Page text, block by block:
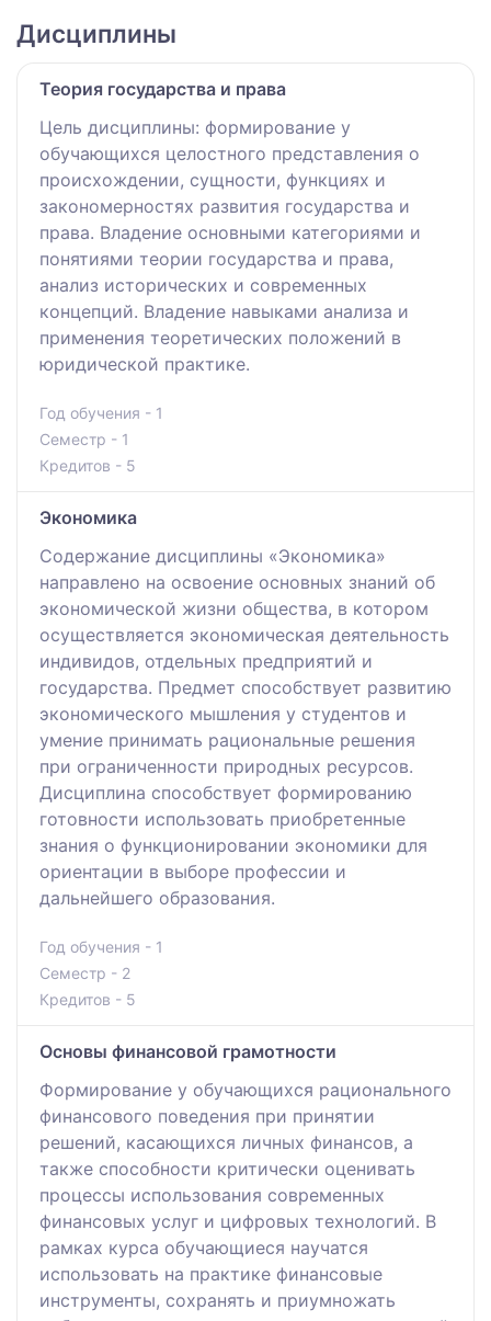
Дисциплины
Теория государства и права
Цель дисциплины: формирование у
обучающихся целостного представления о
происхождении, сущности, функциях и
закономерностях развития государства и
права. Владение основными категориями и
понятиями теории государства и права,
анализ исторических и современных
концепций. Владение навыками анализа и
применения теоретических положений в
юридической практике.
Год обучения - 1
Семестр - 1
Кредитов - 5
Экономика
Содержание дисциплины «Экономика»
направлено на освоение основных знаний об
экономической жизни общества, в котором
осуществляется экономическая деятельность
индивидов, отдельных предприятий и
государства. Предмет способствует развитию
экономического мышления у студентов и
умение принимать рациональные решения
при ограниченности природных ресурсов.
Дисциплина способствует формированию
готовности использовать приобретенные
знания о функционировании экономики для
ориентации в выборе профессии и
дальнейшего образования.
Год обучения - 1
Семестр - 2
Кредитов - 5
Основы финансовой грамотности
Формирование у обучающихся рационального
финансового поведения при принятии
решений, касающихся личных финансов, а
также способности критически оценивать
процессы использования современных
финансовых услуг и цифровых технологий. В
рамках курса обучающиеся научатся
использовать на практике финансовые
инструменты, сохранять и приумножать